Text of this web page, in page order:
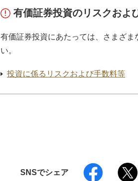
有価証券投資のリスクおよ
有価証券投資にあたっては、さまざ
い。
投資に係るリスクおよび手数料等
SNSでシェア